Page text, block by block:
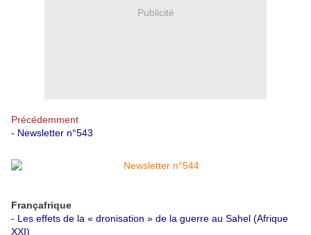
Publicité
Précédemment
- Newsletter n°543
Françafrique
- Les effets de la « dronisation » de la guerre au Sahel (Afrique
XXI)